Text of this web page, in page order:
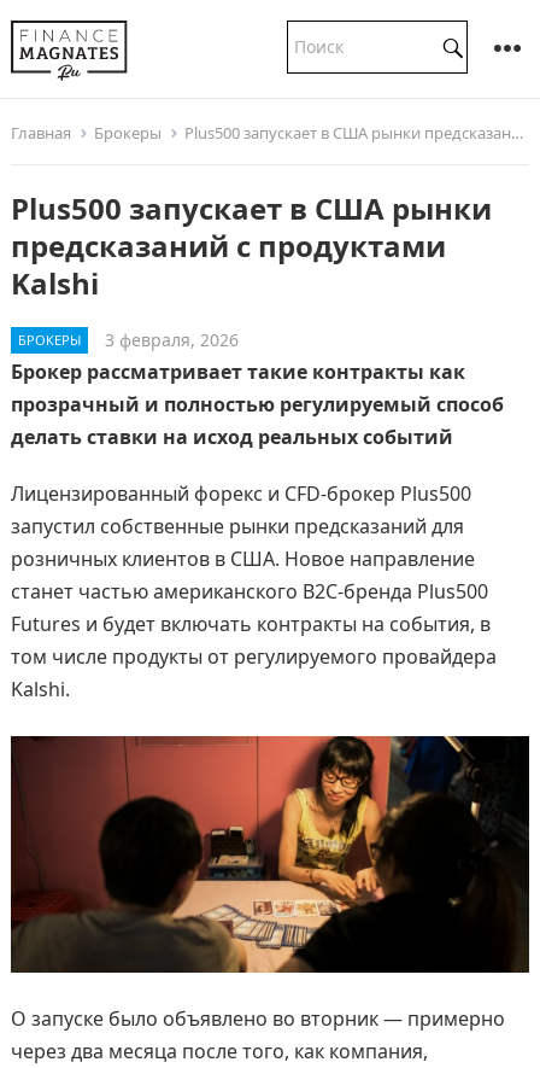
Главная Брокеры Plus500 запускает в США рынки предсказаний с продуктами Kalshi
Plus500 запускает в США рынки
предсказаний с продуктами
Kalshi
БРОКЕРЫ 3 февраля, 2026
Брокер рассматривает такие контракты как
прозрачный и полностью регулируемый способ
делать ставки на исход реальных событий
Лицензированный форекс и CFD-брокер Plus500
запустил собственные рынки предсказаний для
розничных клиентов в США. Новое направление
станет частью американского B2C-бренда Plus500
Futures и будет включать контракты на события, в
том числе продукты от регулируемого провайдера
Kalshi.
О запуске было объявлено во вторник — примерно
через два месяца после того, как компания,